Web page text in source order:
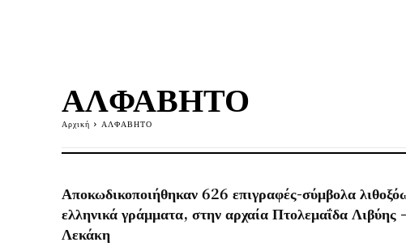
ΑΛΦΑΒΗΤΟ
Αρχική ΑΛΦΑΒΗΤΟ
Αποκωδικοποιήθηκαν 626 επιγραφές-σύμβολα
ελληνικά γράμματα, στην αρχαία Πτολεμαΐδα Λιβύης
Λεκάκη